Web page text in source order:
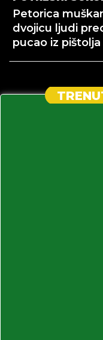
Petorica
dvojicu ljudi
pucao iz pištolja